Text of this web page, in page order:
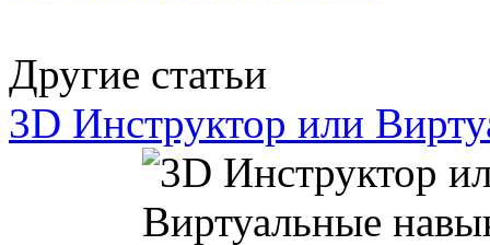
Другие статьи
3D Инструктор или